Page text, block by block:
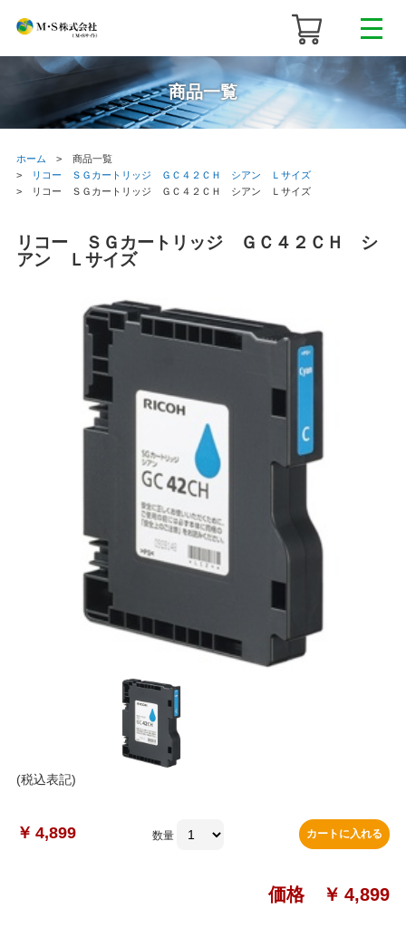
商品一覧
ホーム
商品一覧
リコー ＳＧカートリッジ ＧＣ４２ＣＨ シアン Ｌサイズ
リコー ＳＧカートリッジ ＧＣ４２ＣＨ シアン Ｌサイズ
リコー ＳＧカートリッジ ＧＣ４２ＣＨ シ
アン Ｌサイズ
(税込表記)
￥ 4,899 数量 カートに入れる
価格 ￥ 4,899